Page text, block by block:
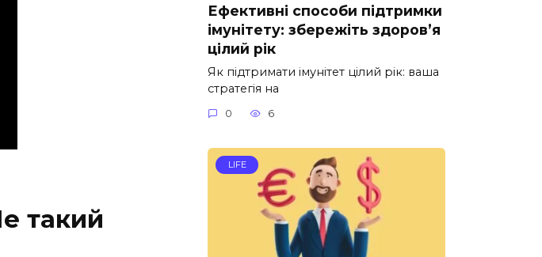
такий
Ефективні способи підтримки
імунітету: збережіть здоров’я
цілий рік
Як підтримати імунітет цілий рік: ваша
стратегія на
0 6
LIFE